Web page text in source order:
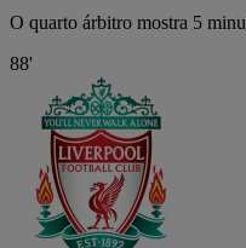
O quarto árbitro mostra 5
88'